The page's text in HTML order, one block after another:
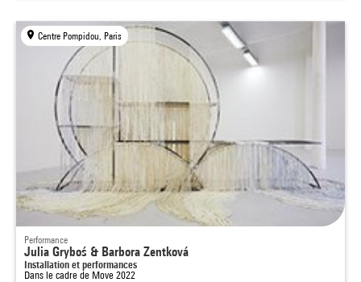
Centre Pompidou, Paris
Performance
Julia Gryboś & Barbora Zentková
Installation et performances
Dans le cadre de Move 2022